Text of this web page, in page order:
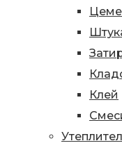
Клей